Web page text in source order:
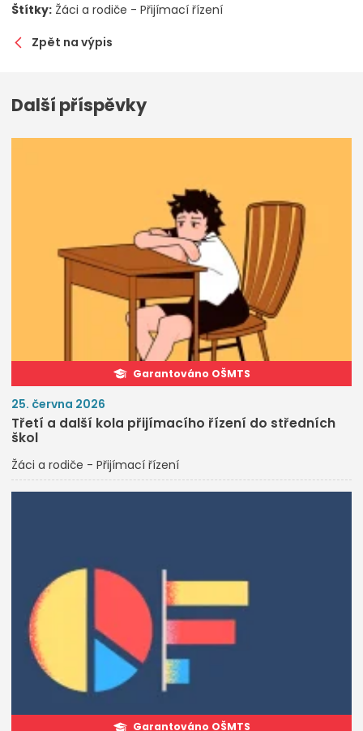
Štítky: Žáci a rodiče - Přijímací řízení
Zpět na výpis
Další příspěvky
Garantováno OŠMTS
25. června 2026
Třetí a další kola přijímacího řízení do středních
škol
Žáci a rodiče - Přijímací řízení
Garantováno OŠMTS